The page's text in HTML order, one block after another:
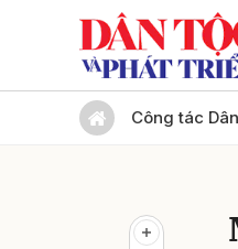
Công tác